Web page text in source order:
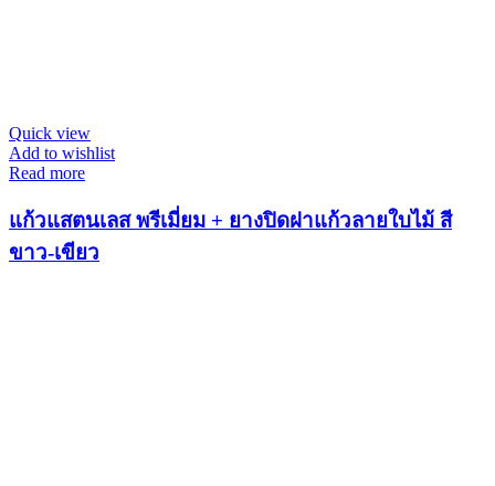
Quick view
Add to wishlist
Read more
แก้วแสตนเลส พรีเมี่ยม + ยางปิดฝาแก้วลายใบไม้ สี
ขาว-เขียว